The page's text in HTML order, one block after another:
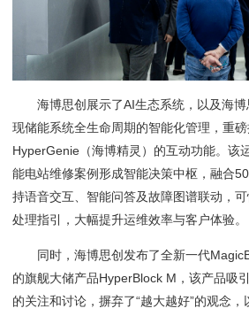
海博思创展示了AI生态系统，以及海博
现储能系统全生命周期的智能化管理，重
HyperGenie（海博精灵）的互动功能。该
能电站维修案例形成智能决策中枢，融合
持语音交互、智能问答及故障图谱联动，
处理指引，大幅提升运维效率与客户体验。
同时，海博思创发布了全新一代
的旗舰大储产品HyperBlock M，该产品吸
的关注和讨论，摒弃了“越大越好”的观念